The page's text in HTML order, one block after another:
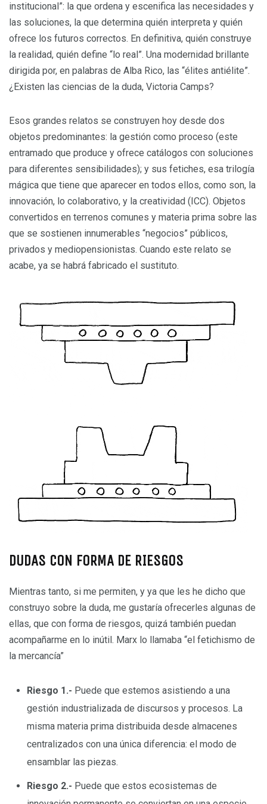
institucional”: la que ordena y escenifica las necesidades y
las soluciones, la que determina quién interpreta y quién
ofrece los futuros correctos. En definitiva, quién construye
la realidad, quién define “lo real”. Una modernidad brillante
dirigida por, en palabras de Alba Rico, las “élites antiélite”.
¿Existen las ciencias de la duda, Victoria Camps?
Esos grandes relatos se construyen hoy desde dos
objetos predominantes: la gestión como proceso (este
entramado que produce y ofrece catálogos con soluciones
para diferentes sensibilidades); y sus fetiches, esa trilogía
mágica que tiene que aparecer en todos ellos, como son, la
innovación, lo colaborativo, y la creatividad (ICC). Objetos
convertidos en terrenos comunes y materia prima sobre las
que se sostienen innumerables “negocios” públicos,
privados y mediopensionistas. Cuando este relato se
acabe, ya se habrá fabricado el sustituto.
DUDAS CON FORMA DE RIESGOS
Mientras tanto, si me permiten, y ya que les he dicho que
construyo sobre la duda, me gustaría ofrecerles algunas de
ellas, que con forma de riesgos, quizá también puedan
acompañarme en lo inútil. Marx lo llamaba “el fetichismo de
la mercancía”
Riesgo 1.- Puede que estemos asistiendo a una
gestión industrializada de discursos y procesos. La
misma materia prima distribuida desde almacenes
centralizados con una única diferencia: el modo de
ensamblar las piezas.
Riesgo 2.- Puede que estos ecosistemas de